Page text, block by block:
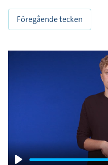
Föregående tecken